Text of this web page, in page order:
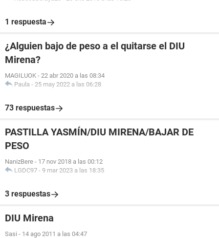
1 respuesta
¿Alguien bajo de peso a el quitarse el DIU
Mirena?
MAGILUOK - 22 abr 2020 a las 08:34
Paula - 25 may 2022 a las 06:28
73 respuestas
PASTILLA YASMÍN/DIU MIRENA/BAJAR DE
PESO
NanizBere - 17 nov 2018 a las 00:12
LGDC97 - 9 mar 2023 a las 18:35
3 respuestas
DIU Mirena
Sasi - 14 ago 2011 a las 04:47